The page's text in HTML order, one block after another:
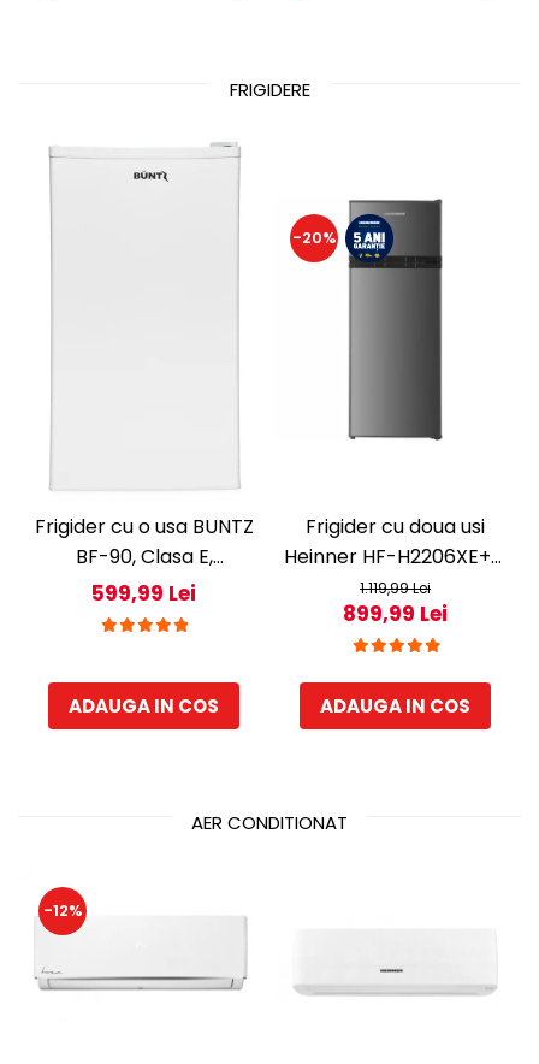
FRIGIDERE
Frigider cu o usa BUNTZ
BF-90, Clasa E,
Capacitate 80L,
Iluminare interioara,
H 83 cm, Alb
599,99 Lei
ADAUGA IN COS
-20%
Frigider cu doua usi
Heinner HF-H2206XE++,
206 l, Clasa E, lumina
LED, 3 rafturi de sticla, H
143 cm, Inox
1.119,99 Lei
899,99 Lei
ADAUGA IN COS
AER CONDITIONAT
-12%